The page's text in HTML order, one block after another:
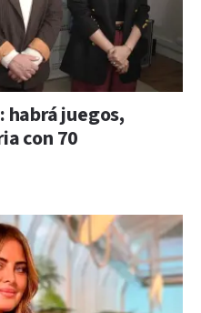
habrá juegos,
con 70